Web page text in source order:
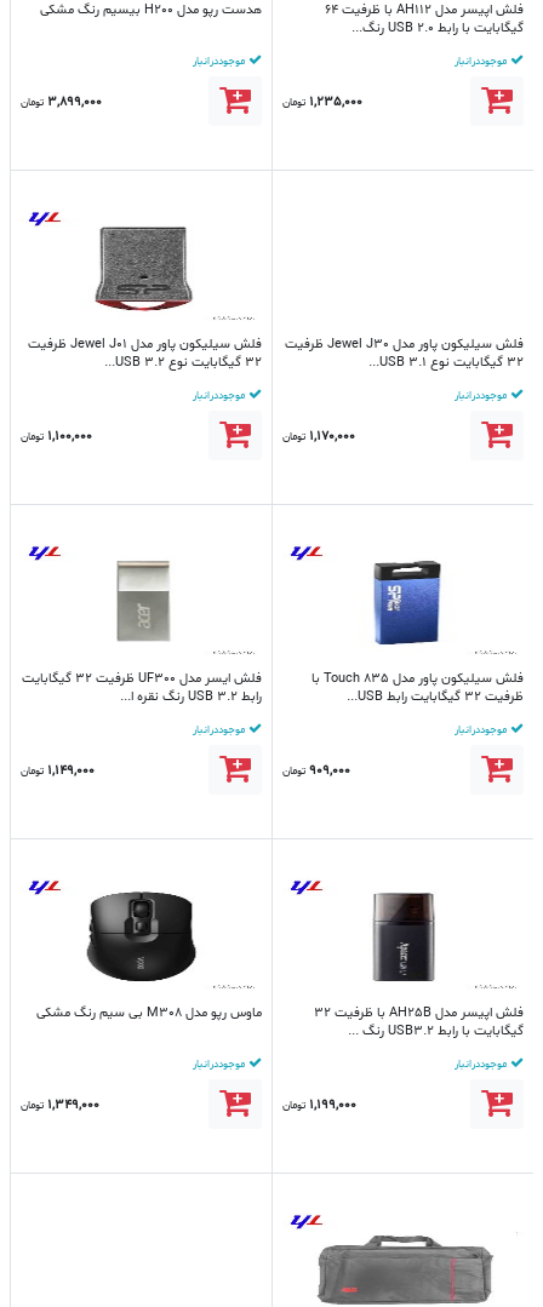
فلش اپیسر مدل AH112 با ظرفیت 64
گیگابایت با رابط USB 2.0 رنگ...
موجود در انبار
1,235,000 تومان
هدست رپو مدل H200 بیسیم رنگ مشکی
موجود در انبار
3,899,000 تومان
فلش سیلیکون پاور مدل Jewel J30 ظرفیت
32 گیگابایت نوع USB 3.1...
موجود در انبار
1,170,000 تومان
فلش سیلیکون پاور مدل Jewel J01 ظرفیت
32 گیگابایت نوع USB 3.2...
موجود در انبار
1,100,000 تومان
فلش سیلیکون پاور مدل Touch 835 با
ظرفیت 32 گیگابایت رابط USB...
موجود در انبار
909,000 تومان
فلش ایسر مدل UF300 ظرفیت 32 گیگابایت
رابط USB 3.2 رنگ نقره ا...
موجود در انبار
1,149,000 تومان
فلش اپیسر مدل AH25B با ظرفیت 32
گیگابایت با رابط USB3.2 رنگ ...
موجود در انبار
1,199,000 تومان
ماوس رپو مدل M308 بی سیم رنگ مشکی
موجود در انبار
1,349,000 تومان